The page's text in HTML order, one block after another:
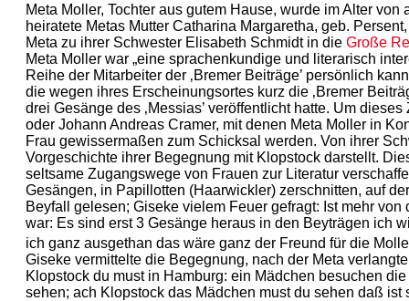
Meta Moller, Tochter aus gutem Hause, wurde im Alter
heiratete Metas Mutter Catharina Margaretha, geb.
Meta zu ihrer Schwester Elisabeth Schmidt in die Große
Meta Moller war „eine sprachenkundige und literarisch
Reihe der Mitarbeiter der ‚Bremer Beiträge’ persönlich
die wegen ihres Erscheinungsortes kurz die ‚Bremer
drei Gesänge des ‚Messias’ veröffentlicht hatte. Um
oder Johann Andreas Cramer, mit denen Meta Moller in
Frau gewissermaßen zum Schicksal werden. Von ihrer
Vorgeschichte ihrer Begegnung mit Klopstock darstellt.
seltsame Zugangswege von Frauen zur Literatur
Gesängen, in Papillotten (Haarwickler) zerschnitten, auf
Beyfall gelesen; Giseke vielem Feuer gefragt: Ist mehr
war: Es sind erst 3 Gesänge heraus in den Beyträgen ich
ich ganz ausgethan das wäre ganz der Freund für die
Giseke vermittelte die Begegnung, nach der Meta
Klopstock du must in Hamburg: ein Mädchen besuchen
sehen; ach Klopstock das Mädchen must du sehen daß